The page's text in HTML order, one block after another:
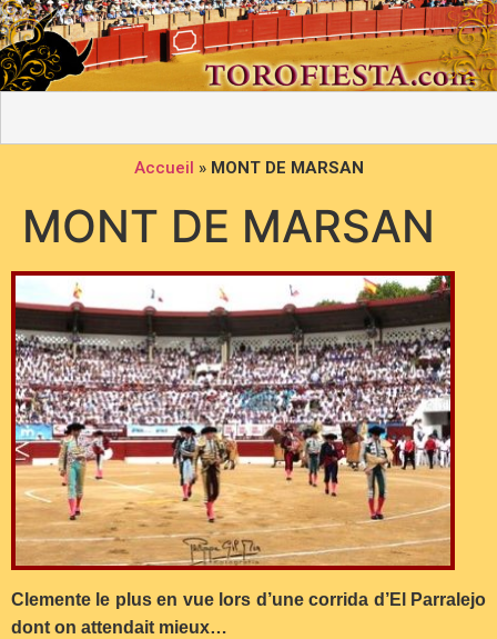
Accueil » MONT DE MARSAN
MONT DE MARSAN
Clemente le plus en vue lors d’une corrida d’El Parralejo
dont on attendait mieux…